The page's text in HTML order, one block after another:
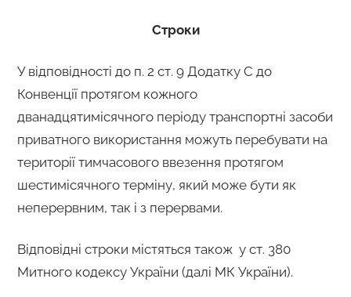
Строки
У відповідності до п. 2 ст. 9 Додатку С до
Конвенції протягом кожного
дванадцятимісячного періоду транспортні засоби
приватного використання можуть перебувати на
території тимчасового ввезення протягом
шестимісячного терміну, який може бути як
неперервним, так і з перервами.
Відповідні строки містяться також у ст. 380
Митного кодексу України (далі МК України).